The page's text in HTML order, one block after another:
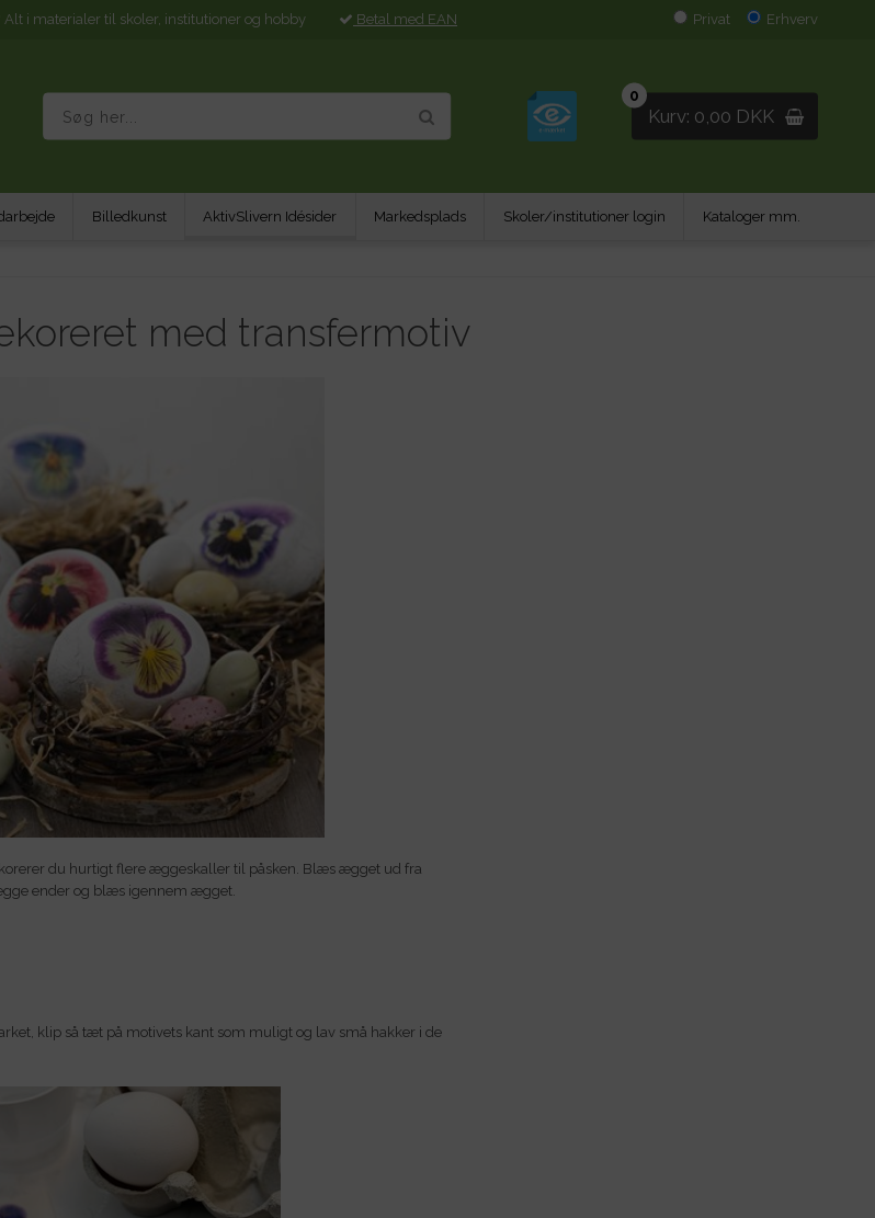
Alt i materialer til skoler, institutioner og hobby Betal med EAN
0
Kurv: 0,00 DKK
Privat Erhverv
Billedkunst AktivSlivern Idésider Markedsplads Skoler/institutioner login Kataloger mm.
med transfermotiv
du hurtigt flere æggeskaller til påsken. Blæs ægget ud fra
ender og blæs igennem ægget.
klip så tæt på motivets kant som muligt og lav små hakker i de